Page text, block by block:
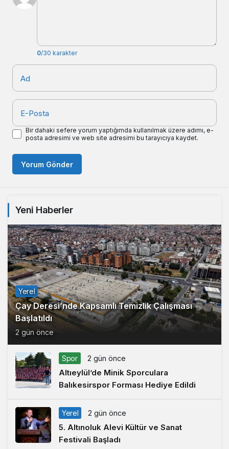
0/30 karakter
Ad
E-Posta
Bir dahaki sefere yorum yaptığımda kullanılmak üzere adımı, e-
posta adresimi ve web site adresimi bu tarayıcıya kaydet.
Yorum Gönder
Yeni Haberler
Yerel
Çay Deresi’nde Kapsamlı Temizlik Çalışması
Başlatıldı
2 gün önce
Spor 2 gün önce
Altıeylül’de Minik Sporculara
Balıkesirspor Forması Hediye Edildi
Yerel 2 gün önce
5. Altınoluk Alevi Kültür ve Sanat
Festivali Başladı